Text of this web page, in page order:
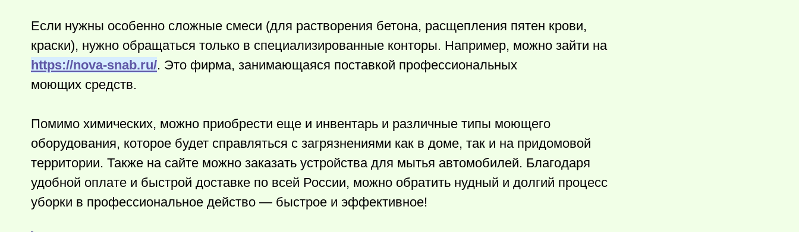
Если нужны особенно сложные смеси (для растворения бетона, расщепления пятен крови,
краски), нужно обращаться только в специализированные конторы. Например, можно зайти на
https://nova-snab.ru/. Это фирма, занимающаяся поставкой профессиональных
моющих средств.
Помимо химических, можно приобрести еще и инвентарь и различные типы моющего
оборудования, которое будет справляться с загрязнениями как в доме, так и на придомовой
территории. Также на сайте можно заказать устройства для мытья автомобилей. Благодаря
удобной оплате и быстрой доставке по всей России, можно обратить нудный и долгий процесс
уборки в профессиональное действо — быстрое и эффективное!